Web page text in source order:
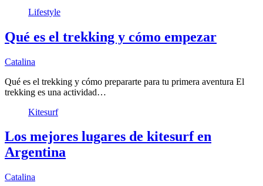
Lifestyle
Qué es el trekking y cómo empezar
Catalina
Qué es el trekking y cómo prepararte para tu primera aventura El
trekking es una actividad…
Kitesurf
Los mejores lugares de kitesurf en
Argentina
Catalina